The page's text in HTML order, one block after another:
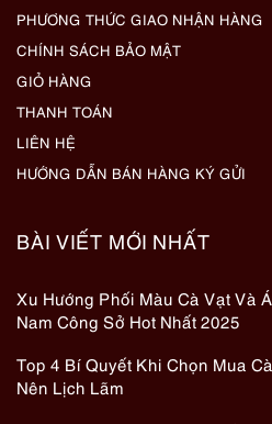
PHƯƠNG THỨC GIAO NHẬN HÀNG
CHÍNH SÁCH BẢO MẬT
GIỎ HÀNG
THANH TOÁN
LIÊN HỆ
HƯỚNG DẪN BÁN HÀNG KÝ GỬI
BÀI VIẾT MỚI NHẤT
Xu Hướng Phối Màu Cà Vạt Và
Nam Công Sở Hot Nhất 2025
Top 4 Bí Quyết Khi Chọn Mua
Nên Lịch Lãm